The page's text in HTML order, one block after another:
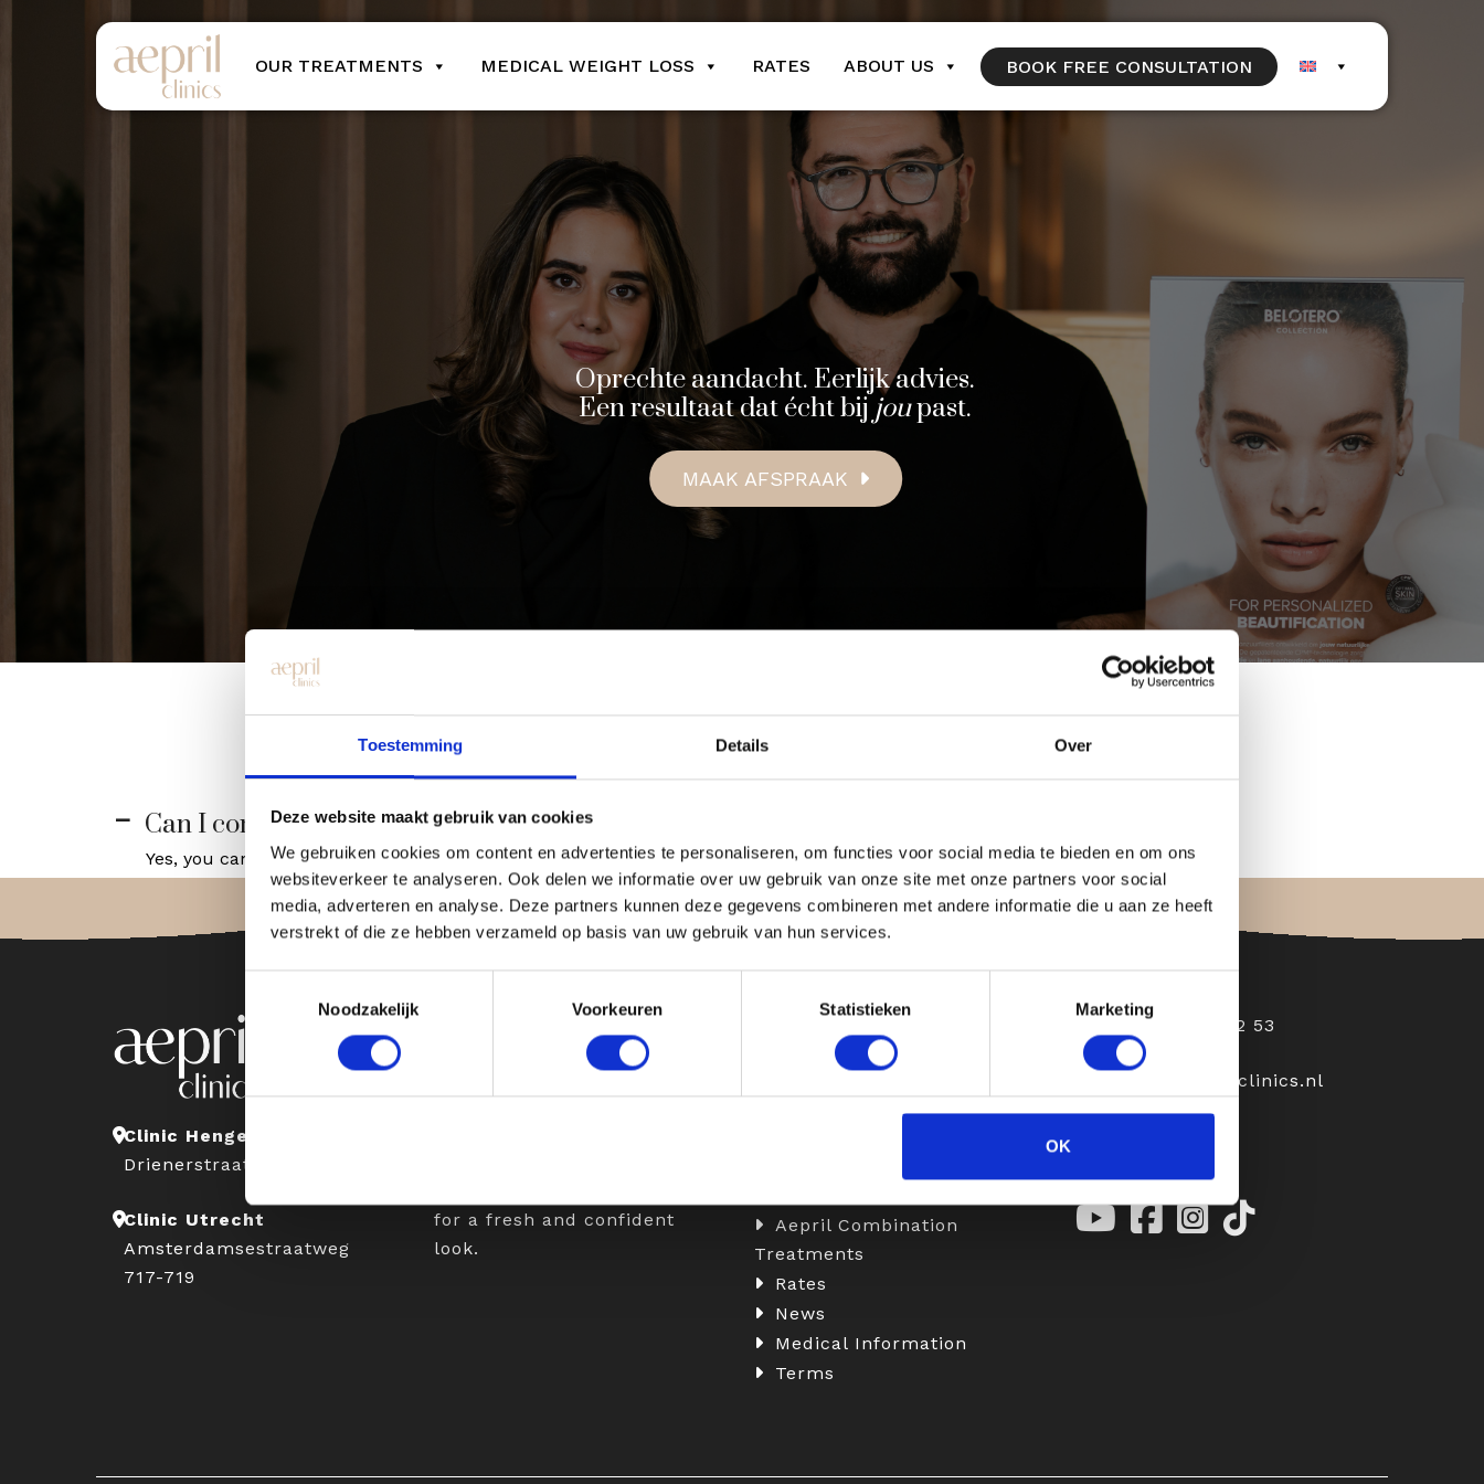
Toestemming Details Over
Deze website maakt gebruik van cookies
We gebruiken cookies om content en advertenties te personaliseren, om functies voor social media te bieden en om ons
websiteverkeer te analyseren. Ook delen we informatie over uw gebruik van onze site met onze partners voor social
media, adverteren en analyse. Deze partners kunnen deze gegevens combineren met andere informatie die u aan ze heeft
verstrekt of die ze hebben verzameld op basis van uw gebruik van hun services.
Noodzakelijk
Voorkeuren Statistieken Marketing
OK
OUR TREATMENTS MEDICAL WEIGHT LOSS RATES ABOUT US BOOK FREE CONSULTATION
Oprechte aandacht. Eerlijk advies.
Een resultaat dat écht bij joupast.
MAAK AFSPRAAK
A Can I continue my daily activities immediately after the Nose Lip Crease treatment?
Yes, you can continue immediately, but avoid intense exercise for 24 hours.
Clinic Hengelo
Drienerstraat 41
Clinic Utrecht
Amsterdamsestraatweg
717-719
About Aepril
At Aepril Clinics, we combine
for a fresh and confident
look.
Information
Aepril Combination
Treatments
Rates
News
Medical Information
Terms
+31 (0)6 23 20 92 53
receptie@aeprilclinics.nl
Follow Us